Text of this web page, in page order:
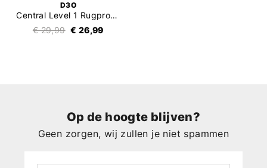
D3O
Central Level 1 Rugprotector
€ 29,99 € 26,99
Op de hoogte blijven?
Geen zorgen, wij zullen je niet spammen